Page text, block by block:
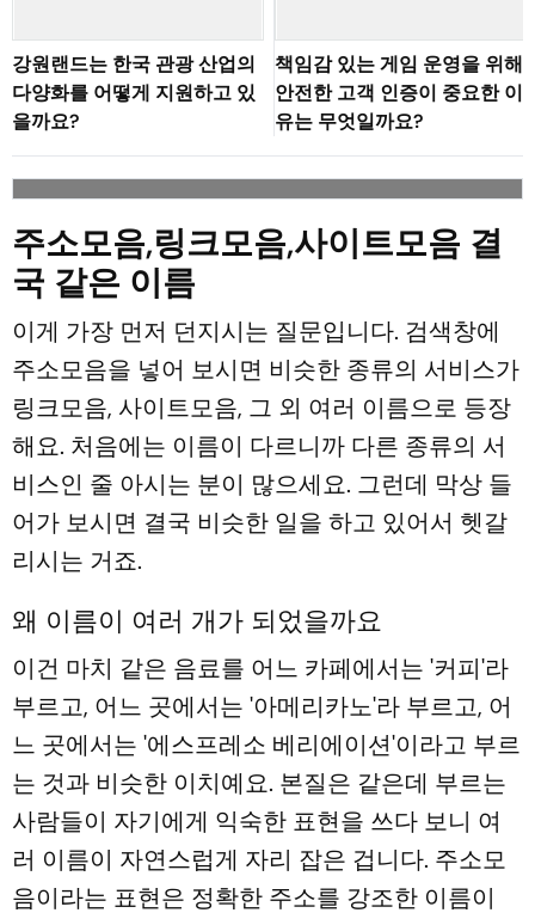
강원랜드는 한국 관광 산업의
다양화를 어떻게 지원하고 있
을까요?
책임감 있는 게임 운영을 위해
안전한 고객 인증이 중요한 이
유는 무엇일까요?
주소모음,링크모음,사이트모음 결
국 같은 이름
이게 가장 먼저 던지시는 질문입니다. 검색창에
주소모음을 넣어 보시면 비슷한 종류의 서비스가
링크모음, 사이트모음, 그 외 여러 이름으로 등장
해요. 처음에는 이름이 다르니까 다른 종류의 서
비스인 줄 아시는 분이 많으세요. 그런데 막상 들
어가 보시면 결국 비슷한 일을 하고 있어서 헷갈
리시는 거죠.
왜 이름이 여러 개가 되었을까요
이건 마치 같은 음료를 어느 카페에서는 '커피'라
부르고, 어느 곳에서는 '아메리카노'라 부르고, 어
느 곳에서는 '에스프레소 베리에이션'이라고 부르
는 것과 비슷한 이치예요. 본질은 같은데 부르는
사람들이 자기에게 익숙한 표현을 쓰다 보니 여
러 이름이 자연스럽게 자리 잡은 겁니다. 주소모
음이라는 표현은 정확한 주소를 강조한 이름이